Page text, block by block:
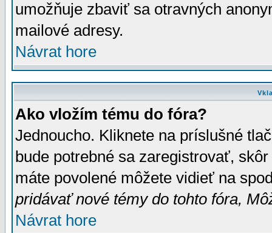
umožňuje zbaviť sa otravných
mailové adresy.
Návrat hore
Ako vložím tému do fóra?
Jednoucho. Kliknete na príslušné
bude potrebné sa zaregistrovať,
máte povolené môžete vidieť na
pridávať nové témy do tohto fóra,
Návrat hore